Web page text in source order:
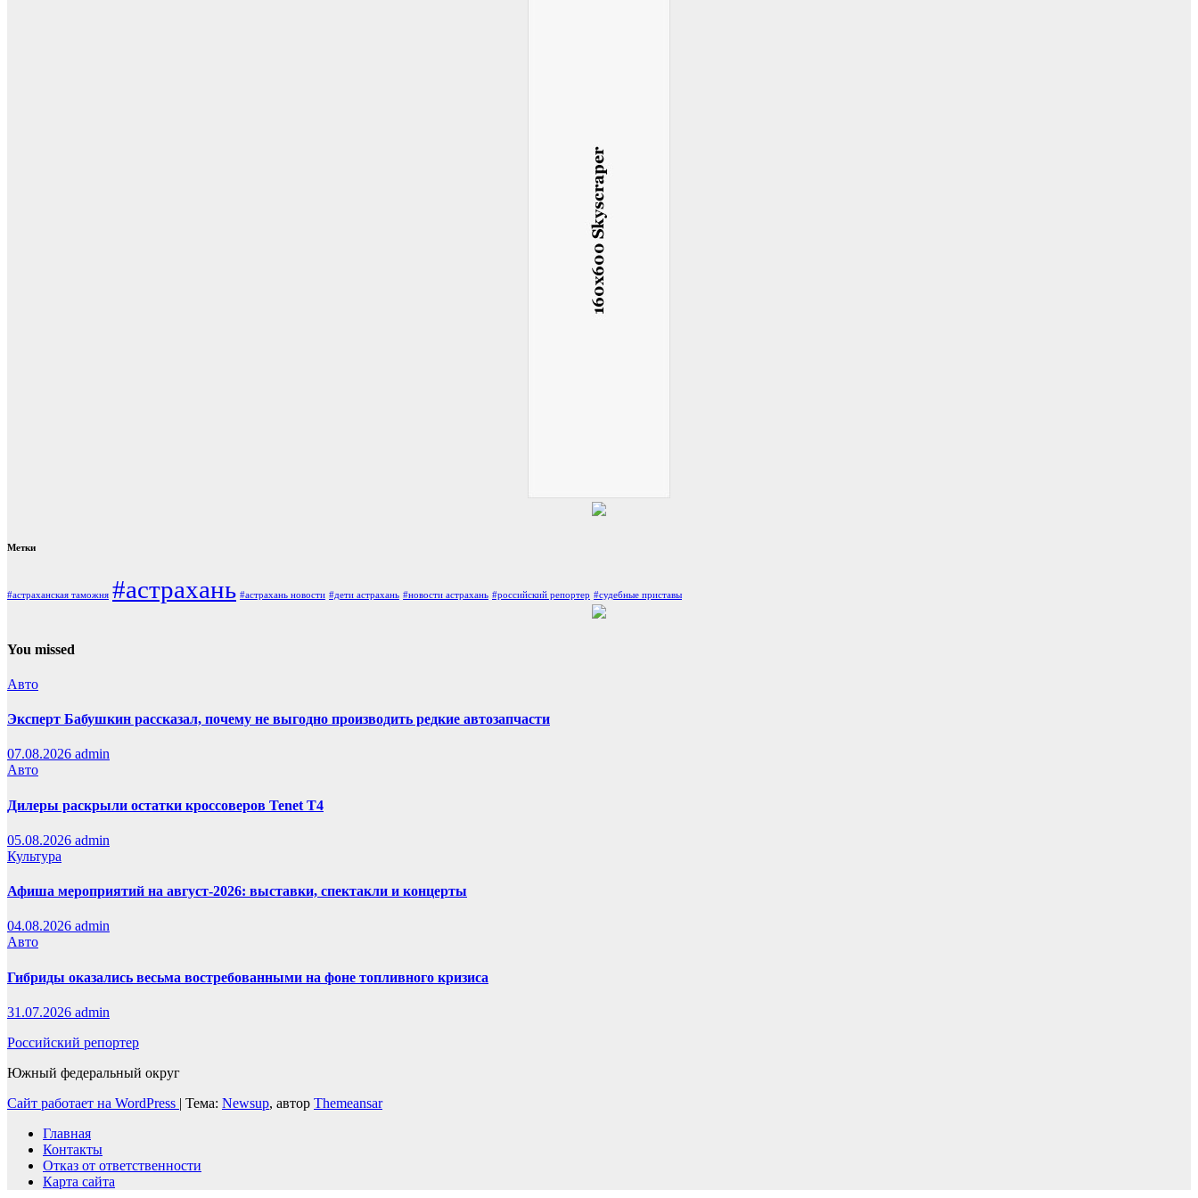
Метки
#астраханская таможня #астрахань #астрахань новости #дети астрахань #новости астрахань #российский репортер #судебные приставы
You missed
Авто
Эксперт Бабушкин рассказал, почему не выгодно производить редкие автозапчасти
07.08.2026 admin
Авто
Дилеры раскрыли остатки кроссоверов Tenet T4
05.08.2026 admin
Культура
Афиша мероприятий на август-2026: выставки, спектакли и концерты
04.08.2026 admin
Авто
Гибриды оказались весьма востребованными на фоне топливного кризиса
31.07.2026 admin
Российский репортер
Южный федеральный округ
Сайт работает на WordPress | Тема: Newsup, автор Themeansar
Главная
Контакты
Отказ от ответственности
Карта сайта